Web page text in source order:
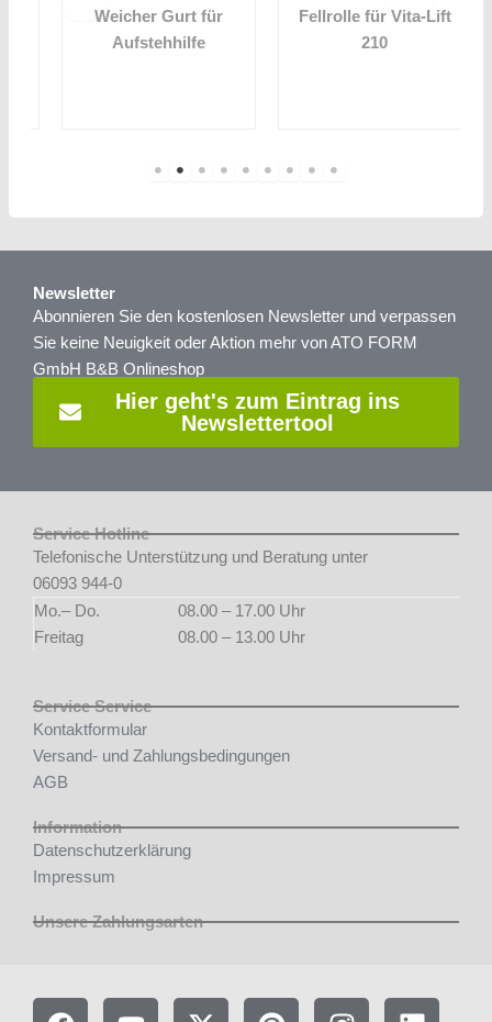
Weicher Gurt für
Aufstehhilfe
Fellrolle für Vita-Lift
210
Newsletter
Abonnieren Sie den kostenlosen Newsletter und verpassen
Sie keine Neuigkeit oder Aktion mehr von ATO FORM
GmbH B&B Onlineshop
Hier geht's zum Eintrag ins
Newslettertool
Service Hotline
Telefonische Unterstützung und Beratung unter
06093 944-0
Mo.– Do.
08.00 – 17.00 Uhr
Freitag
08.00 – 13.00 Uhr
Service Service
Kontaktformular
Versand- und Zahlungsbedingungen
AGB
Information
Datenschutzerklärung
Impressum
Unsere Zahlungsarten
F Y X P I L